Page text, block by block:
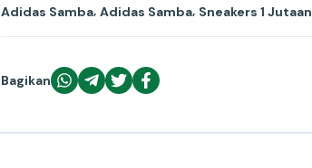
Adidas Samba, Adidas Samba, Sneakers 1 Jutaan
Bagikan